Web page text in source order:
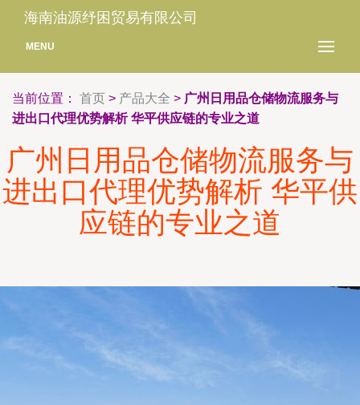
海南油源纾困贸易有限公司
MENU
当前位置： 首页 > 产品大全 > 广州日用品仓储物流服务与
进出口代理优势解析 华平供应链的专业之道
广州日用品仓储物流服务与
进出口代理优势解析 华平供
应链的专业之道